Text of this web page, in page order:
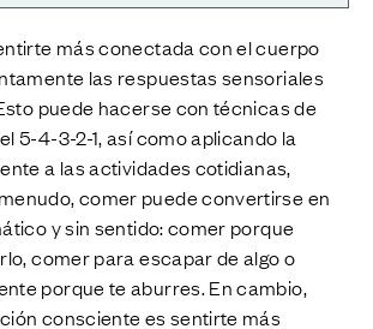
más conectada con el cuerpo
las respuestas sensoriales
puede hacerse con técnicas de
5-4-3-2-1, así como aplicando la
a las actividades cotidianas,
comer puede convertirse en
y sin sentido: comer porque
comer para escapar de algo o
porque te aburres. En cambio,
consciente es sentirte más